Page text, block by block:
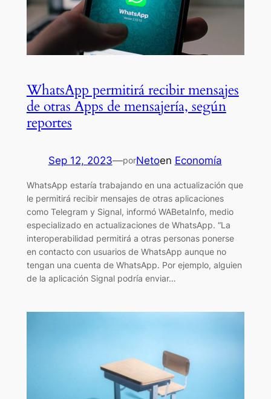
WhatsApp permitirá recibir mensajes
de otras Apps de mensajería, según
reportes
Sep 12, 2023—porNetoen Economía
WhatsApp estaría trabajando en una actualización que
le permitirá recibir mensajes de otras aplicaciones
como Telegram y Signal, informó WABetaInfo, medio
especializado en actualizaciones de WhatsApp. “La
interoperabilidad permitirá a otras personas ponerse
en contacto con usuarios de WhatsApp aunque no
tengan una cuenta de WhatsApp. Por ejemplo, alguien
de la aplicación Signal podría enviar…